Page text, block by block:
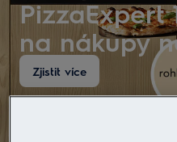
PizzaExpert
na nákupy
Zjistit více